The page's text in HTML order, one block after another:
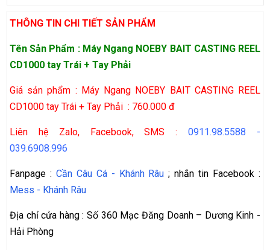
THÔNG TIN CHI TIẾT SẢN PHẨM
Tên Sản Phẩm : Máy Ngang NOEBY BAIT CASTING REEL
CD1000 tay Trái + Tay Phải
Giá sản phẩm : Máy Ngang NOEBY BAIT CASTING REEL
CD1000 tay Trái + Tay Phải : 760.000 đ
Liên hệ Zalo, Facebook, SMS :0911.98.5588 -
039.6908.996
Fanpage : Cần Câu Cá - Khánh Râu ; nhắn tin Facebook :
Mess - Khánh Râu
Địa chỉ cửa hàng : Số 360 Mạc Đăng Doanh – Dương Kinh -
Hải Phòng